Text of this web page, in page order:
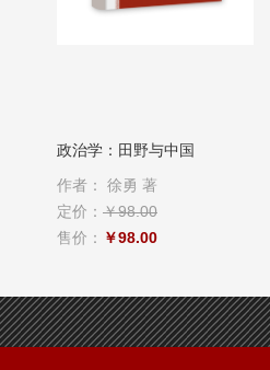
政治学：田野与中国
作者：
徐勇 著
定价： ￥98.00
售价： ￥98.00